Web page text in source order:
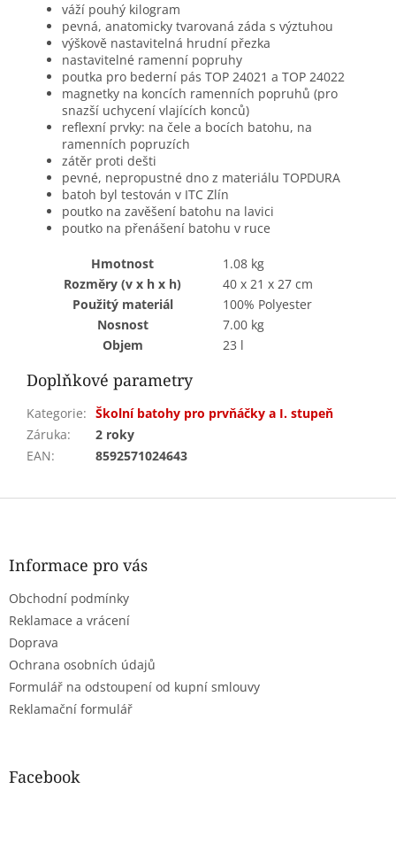
váží pouhý kilogram
pevná, anatomicky tvarovaná záda s výztuhou
výškově nastavitelná hrudní přezka
nastavitelné ramenní popruhy
poutka pro bederní pás TOP 24021 a TOP 24022
magnetky na koncích ramenních popruhů (pro
snazší uchycení vlajících konců)
reflexní prvky: na čele a bocích batohu, na
ramenních popruzích
zátěr proti dešti
pevné, nepropustné dno z materiálu TOPDURA
batoh byl testován v ITC Zlín
poutko na zavěšení batohu na lavici
poutko na přenášení batohu v ruce
Hmotnost
1.08 kg
Rozměry (v x h x h)
40 x 21 x 27 cm
Použitý materiál
100% Polyester
Nosnost
7.00 kg
Objem
23 l
Doplňkové parametry
Kategorie: Školní batohy pro prvňáčky a I. stupeň
Záruka:
2 roky
EAN: 8592571024643
Z
Informace pro vás
Obchodní podmínky
Reklamace a vrácení
Doprava
Ochrana osobních údajů
Formulář na odstoupení od kupní smlouvy
Reklamační formulář
Facebook